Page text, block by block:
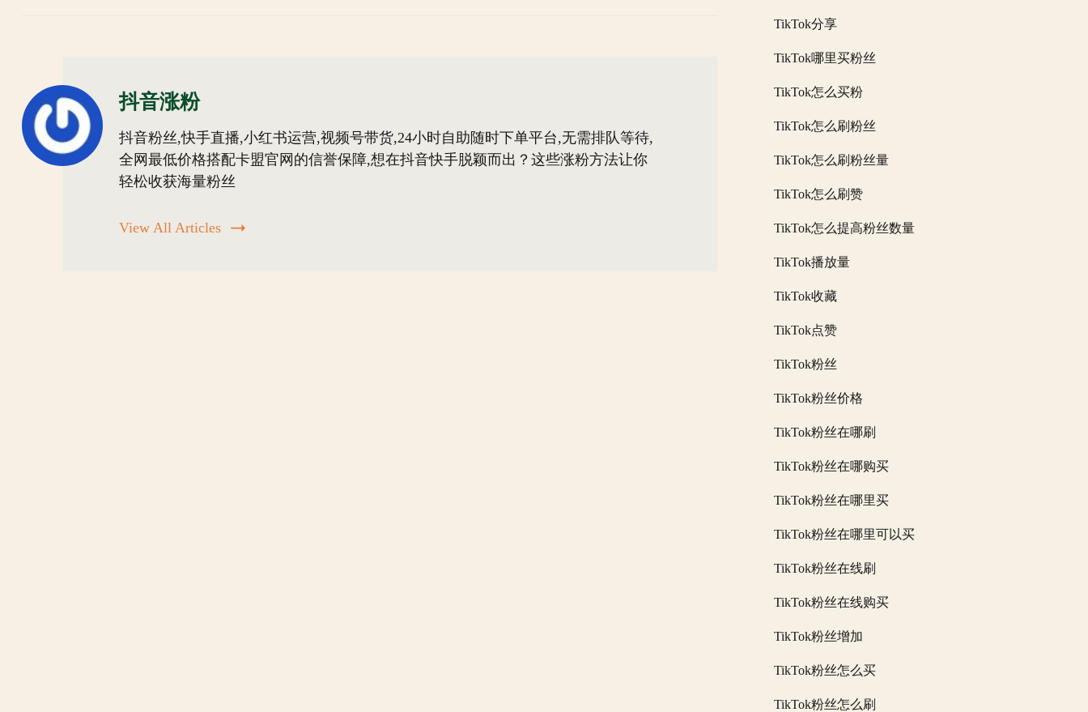
抖音涨粉
抖音粉丝,快手直播,小红书运营,视频号带货,24小时自助随时下单平台,无需排队等待,
全网最低价格搭配卡盟官网的信誉保障,想在抖音快手脱颖而出？这些涨粉方法让你
轻松收获海量粉丝
View All Articles
TikTok分享
TikTok哪里买粉丝
TikTok怎么买粉
TikTok怎么刷粉丝
TikTok怎么刷粉丝量
TikTok怎么刷赞
TikTok怎么提高粉丝数量
TikTok播放量
TikTok收藏
TikTok点赞
TikTok粉丝
TikTok粉丝价格
TikTok粉丝在哪刷
TikTok粉丝在哪购买
TikTok粉丝在哪里买
TikTok粉丝在哪里可以买
TikTok粉丝在线刷
TikTok粉丝在线购买
TikTok粉丝增加
TikTok粉丝怎么买
TikTok粉丝怎么刷